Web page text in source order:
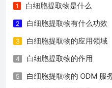
1 白细胞提取物是什么
2 白细胞提取物有什么功效
3 白细胞提取物的应用领域
4 白细胞提取物的作用
5 白细胞提取物的 ODM 服